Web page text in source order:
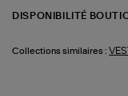
DISPONIBILITÉ
Collections similaires :